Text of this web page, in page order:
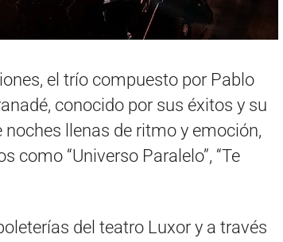
el trío compuesto por Pablo
conocido por sus éxitos y su
llenas de ritmo y emoción,
como “Universo Paralelo”, “Te
del teatro Luxor y a través